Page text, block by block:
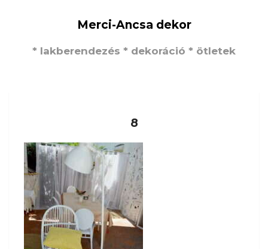
Merci-Ancsa dekor
* lakberendezés * dekoráció * ötletek
8